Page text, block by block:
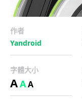
作者
Yandroid
字體大小
AAA